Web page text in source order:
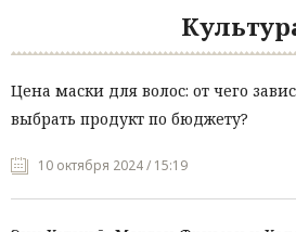
Цена маски для волос: от чего
выбрать продукт по бюджету?
10 октября 2024 / 15:19